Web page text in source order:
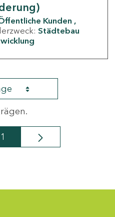
Kunden
Städtebau
Seite
1